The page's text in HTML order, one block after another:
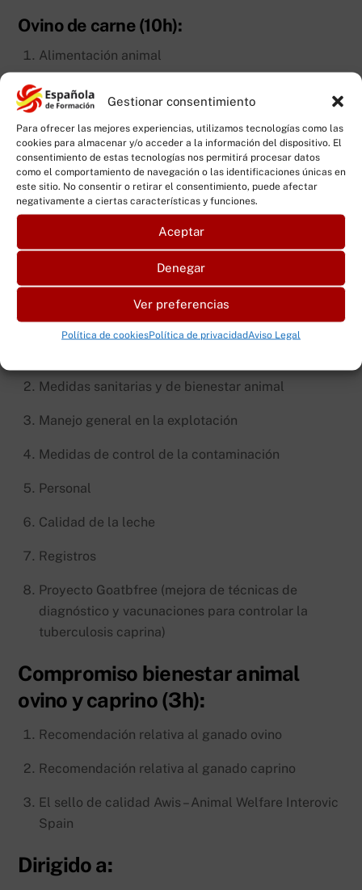
Gestionar consentimiento
Para ofrecer las mejores experiencias, utilizamos tecnologías como las
cookies para almacenar y/o acceder a la información del dispositivo. El
consentimiento de estas tecnologías nos permitirá procesar datos
como el comportamiento de navegación o las identificaciones únicas en
este sitio. No consentir o retirar el consentimiento, puede afectar
negativamente a ciertas características y funciones.
Aceptar
Denegar
Ver preferencias
Política de cookiesPolítica de privacidadAviso Legal
Ovino de carne (10h):
Alimentación animal
Medidas sanitarias y de bienestar animal
Manejo general en la explotación
Medidas de control de la contaminación
Medidas de higiene personal
Caprino de carne y leche (7h):
Medidas sanitarias y de bienestar animal
Manejo general en la explotación
Medidas de control de la contaminación
Personal
Calidad de la leche
Registros
Proyecto Goatbfree (mejora de técnicas de
diagnóstico y vacunaciones para controlar la
tuberculosis caprina)
Compromiso bienestar animal
ovino y caprino (3h):
Recomendación relativa al ganado ovino
Recomendación relativa al ganado caprino
El sello de calidad Awis – Animal Welfare Interovic
Spain
Dirigido a: